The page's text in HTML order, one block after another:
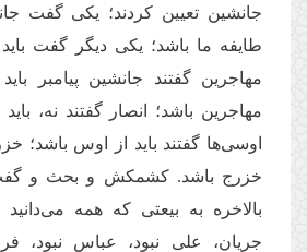
جانشین تعیین کردند؛ یکی گفت
طایفه ما باشد؛ یکی دیگر گفت
مهاجرین گفتند جانشین پیامبر
مهاجرین باشد؛ انصار گفتند نه،
اوسی‌ها گفتند باید از اوس باشد؛
خزرج باشد. کشمکش و بحث و
بالاخره به بیعتی که همه
جریان، علی نبود، عباس نبود،